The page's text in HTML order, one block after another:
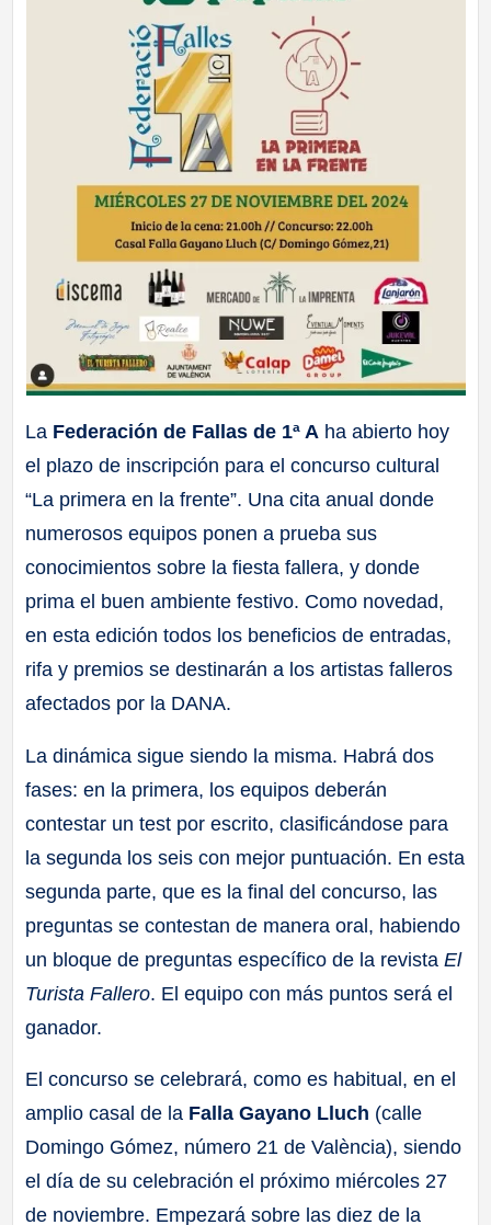
La Federación de Fallas de 1ª A ha abierto hoy
el plazo de inscripción para el concurso cultural
“La primera en la frente”. Una cita anual donde
numerosos equipos ponen a prueba sus
conocimientos sobre la fiesta fallera, y donde
prima el buen ambiente festivo. Como novedad,
en esta edición todos los beneficios de entradas,
rifa y premios se destinarán a los artistas falleros
afectados por la DANA.
La dinámica sigue siendo la misma. Habrá dos
fases: en la primera, los equipos deberán
contestar un test por escrito, clasificándose para
la segunda los seis con mejor puntuación. En esta
segunda parte, que es la final del concurso, las
preguntas se contestan de manera oral, habiendo
un bloque de preguntas específico de la revistaEl
Turista Fallero. El equipo con más puntos será el
ganador.
El concurso se celebrará, como es habitual, en el
amplio casal de la Falla Gayano Lluch (calle
Domingo Gómez, número 21 de València), siendo
el día de su celebración el próximo miércoles 27
de noviembre. Empezará sobre las diez de la